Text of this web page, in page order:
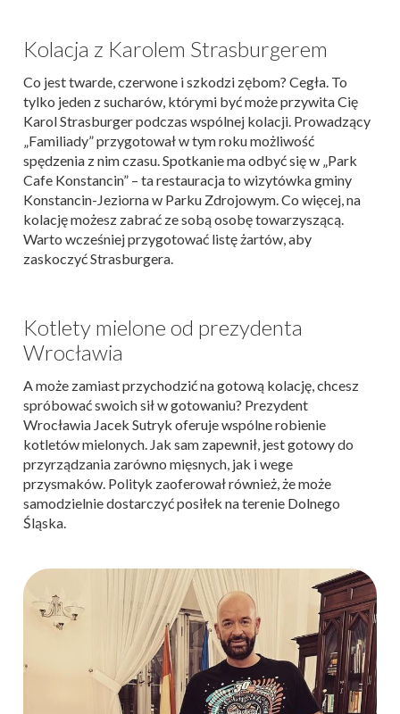
Kolacja z Karolem Strasburgerem
Co jest twarde, czerwone i szkodzi zębom? Cegła. To
tylko jeden z sucharów, którymi być może przywita Cię
Karol Strasburger podczas wspólnej kolacji. Prowadzący
„Familiady” przygotował w tym roku możliwość
spędzenia z nim czasu. Spotkanie ma odbyć się w „Park
Cafe Konstancin” – ta restauracja to wizytówka gminy
Konstancin-Jeziorna w Parku Zdrojowym. Co więcej, na
kolację możesz zabrać ze sobą osobę towarzyszącą.
Warto wcześniej przygotować listę żartów, aby
zaskoczyć Strasburgera.
Kotlety mielone od prezydenta
Wrocławia
A może zamiast przychodzić na gotową kolację, chcesz
spróbować swoich sił w gotowaniu? Prezydent
Wrocławia Jacek Sutryk oferuje wspólne robienie
kotletów mielonych. Jak sam zapewnił, jest gotowy do
przyrządzania zarówno mięsnych, jak i wege
przysmaków. Polityk zaoferował również, że może
samodzielnie dostarczyć posiłek na terenie Dolnego
Śląska.